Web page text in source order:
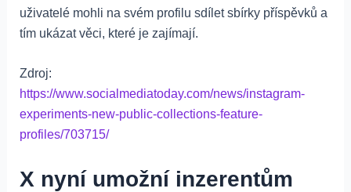
uživatelé mohli na svém profilu sdílet sbírky příspěvků a
tím ukázat věci, které je zajímají.
Zdroj:
https://www.socialmediatoday.com/news/instagram-
experiments-new-public-collections-feature-
profiles/703715/
X nyní umožní inzerentům